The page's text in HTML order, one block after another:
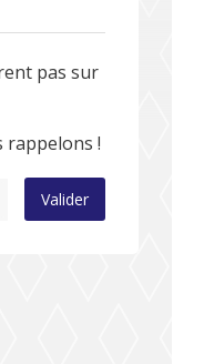
pas sur
rappelons !
Valider